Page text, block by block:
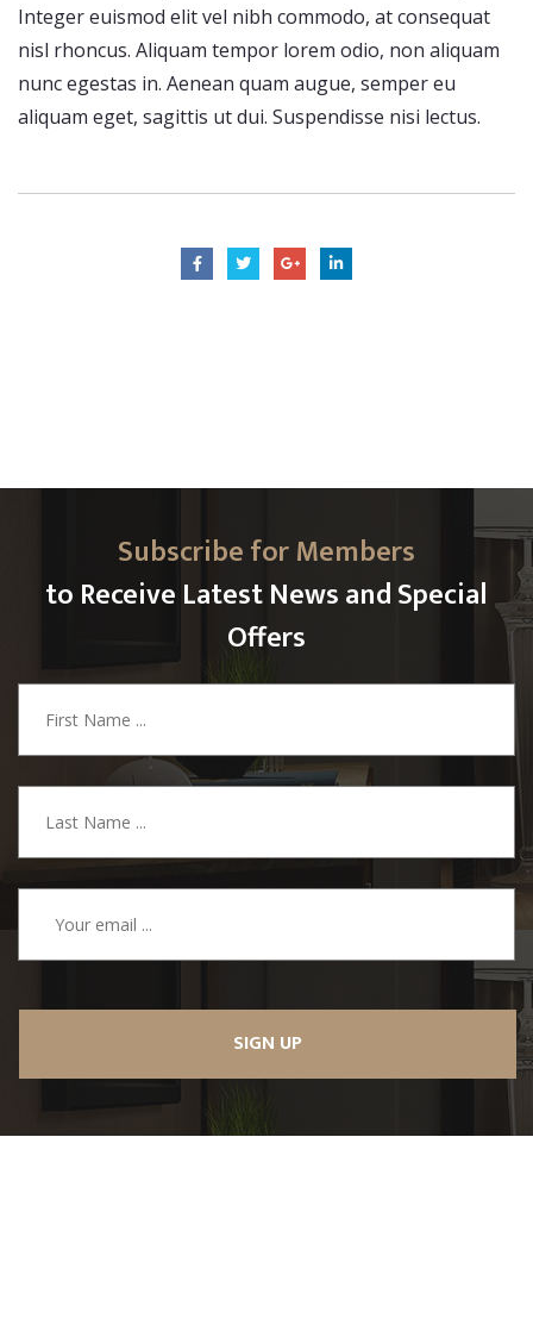
Integer euismod elit vel nibh commodo, at consequat
nisl rhoncus. Aliquam tempor lorem odio, non aliquam
nunc egestas in. Aenean quam augue, semper eu
aliquam eget, sagittis ut dui. Suspendisse nisi lectus.
Subscribe for Members
to Receive Latest News and Special
Offers
SIGN UP